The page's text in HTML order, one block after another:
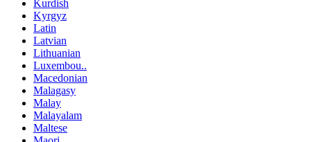
Kurdish
Kyrgyz
Latin
Latvian
Lithuanian
Luxembou..
Macedonian
Malagasy
Malay
Malayalam
Maltese